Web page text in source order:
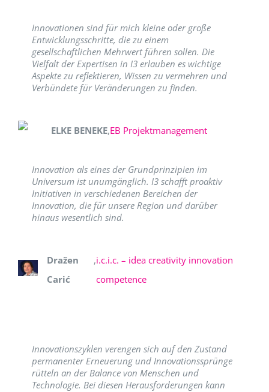
Innovationen sind für mich kleine oder große
Entwicklungsschritte, die zu einem
gesellschaftlichen Mehrwert führen sollen. Die
Vielfalt der Expertisen in I3 erlauben es wichtige
Aspekte zu reflektieren, Wissen zu vermehren und
Verbündete für Veränderungen zu finden.
ELKE BENEKE,EB Projektmanagement
Innovation als eines der Grundprinzipien im
Universum ist unumgänglich. I3 schafft proaktiv
Initiativen in verschiedenen Bereichen der
Innovation, die für unsere Region und darüber
hinaus wesentlich sind.
Dražen
Carić
,i.c.i.c. – idea creativity innovation
competence
Innovationszyklen verengen sich auf den Zustand
permanenter Erneuerung und Innovationssprünge
rütteln an der Balance von Menschen und
Technologie. Bei diesen Herausforderungen kann